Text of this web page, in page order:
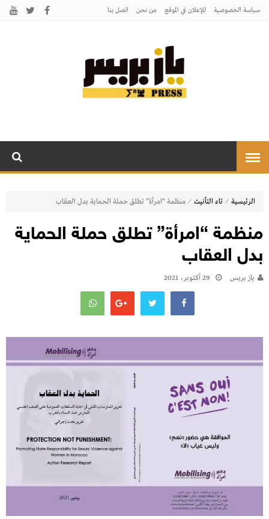
سياسة الخصوصية للإعلان في الموقع من نحن اتصل بنـا
الرئيسية ⁄ تاء التأنيث ⁄ منظمة “امرأة” تطلق حملة الحماية بدل العقاب
منظمة “امرأة” تطلق حملة الحماية
بدل العقاب
يـاز بريـس 29 أكتوبر، 2021